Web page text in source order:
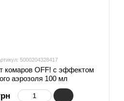
5000204328417
комаров OFF! с эффектом
аэрозоля 100 мл